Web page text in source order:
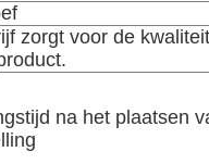
zorgt voor de kwaliteit
na het plaatsen